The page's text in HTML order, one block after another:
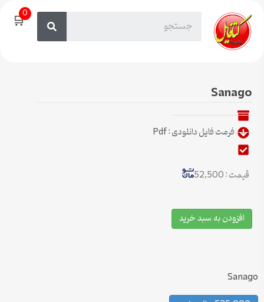
🛒0
Sanago
فرمت فایل دانلودی : Pdf
قیمت : 52,500
افزودن به سبد خرید
Sanago